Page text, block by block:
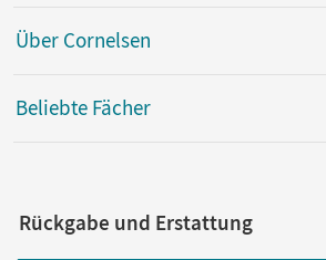
Über Cornelsen
Beliebte Fächer
Rückgabe und Erstattung